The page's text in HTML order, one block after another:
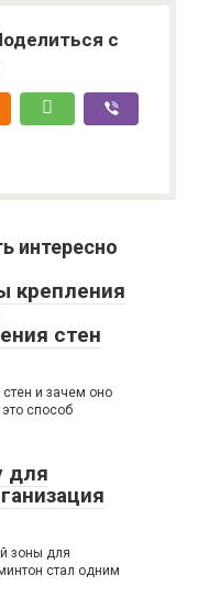
с
интересно
крепления
стен
стен и зачем оно
способ
для
зоны для
стал одним